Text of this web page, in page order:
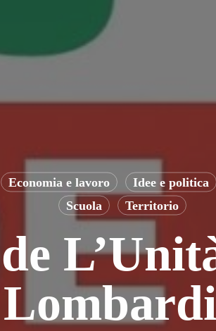
Economia e lavoro Idee e politica
Scuola
Territorio